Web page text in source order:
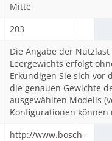
Mitte
203
Die Angabe der
Leergewichts erfolgt
Erkundigen Sie sich vor
die genauen Gewichte
ausgewählten Modells
Konfigurationen können
http://www.bosch-